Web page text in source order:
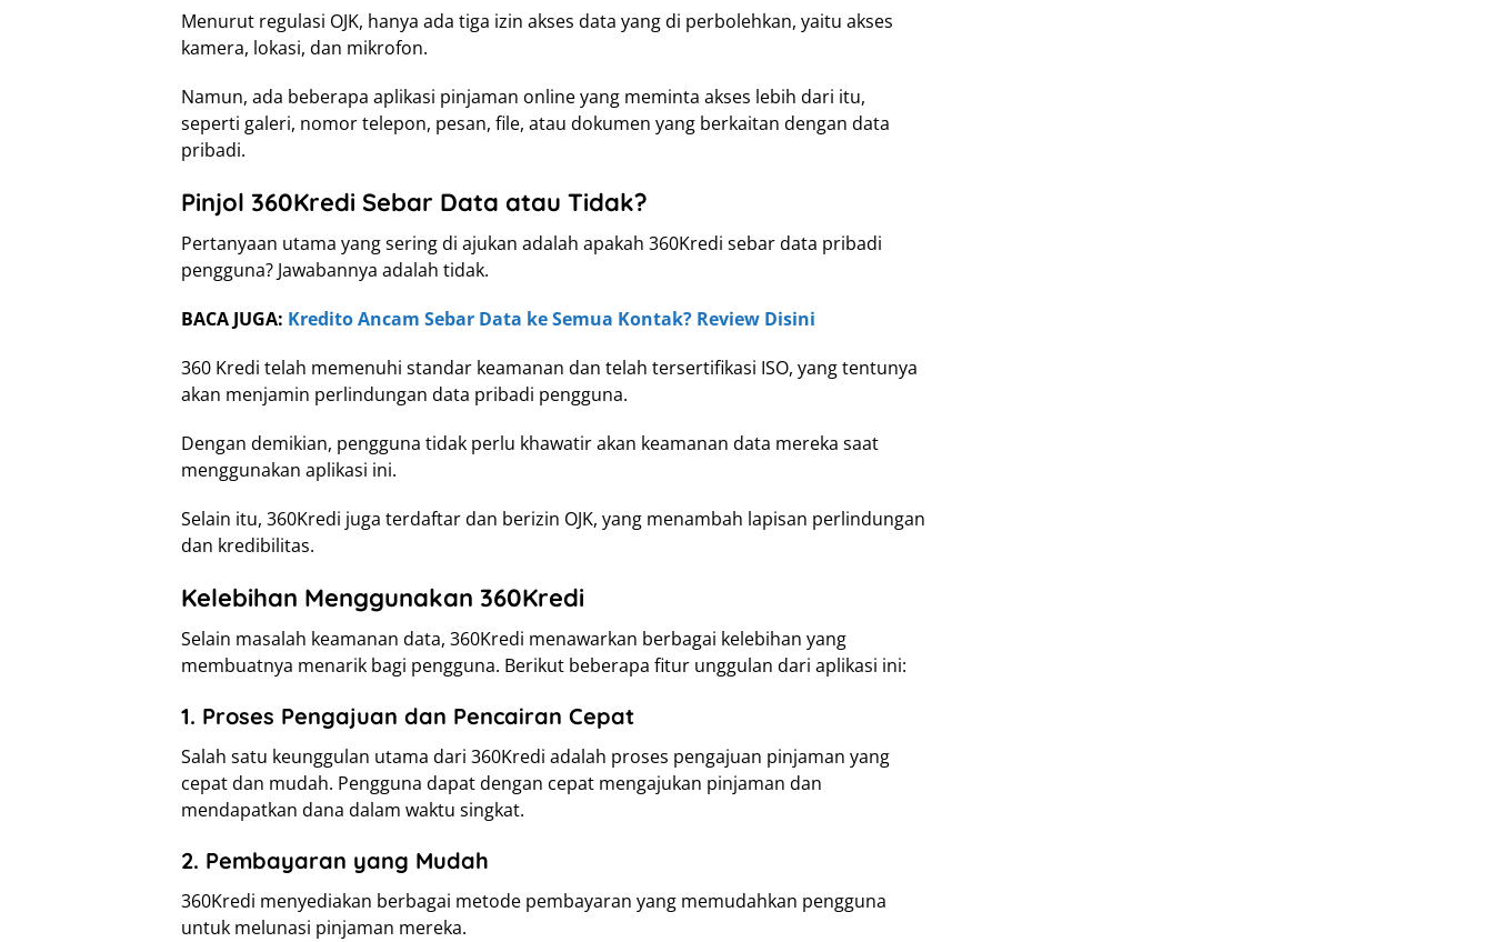
Menurut regulasi OJK, hanya ada tiga izin akses data yang di perbolehkan, yaitu akses
kamera, lokasi, dan mikrofon.
Namun, ada beberapa aplikasi pinjaman online yang meminta akses lebih dari itu,
seperti galeri, nomor telepon, pesan, file, atau dokumen yang berkaitan dengan data
pribadi.
Pinjol 360Kredi Sebar Data atau Tidak?
Pertanyaan utama yang sering di ajukan adalah apakah 360Kredi sebar data pribadi
pengguna? Jawabannya adalah tidak.
BACA JUGA: Kredito Ancam Sebar Data ke Semua Kontak? Review Disini
360 Kredi telah memenuhi standar keamanan dan telah tersertifikasi ISO, yang tentunya
akan menjamin perlindungan data pribadi pengguna.
Dengan demikian, pengguna tidak perlu khawatir akan keamanan data mereka saat
menggunakan aplikasi ini.
Selain itu, 360Kredi juga terdaftar dan berizin OJK, yang menambah lapisan perlindungan
dan kredibilitas.
Kelebihan Menggunakan 360Kredi
Selain masalah keamanan data, 360Kredi menawarkan berbagai kelebihan yang
membuatnya menarik bagi pengguna. Berikut beberapa fitur unggulan dari aplikasi ini:
1. Proses Pengajuan dan Pencairan Cepat
Salah satu keunggulan utama dari 360Kredi adalah proses pengajuan pinjaman yang
cepat dan mudah. Pengguna dapat dengan cepat mengajukan pinjaman dan
mendapatkan dana dalam waktu singkat.
2. Pembayaran yang Mudah
360Kredi menyediakan berbagai metode pembayaran yang memudahkan pengguna
untuk melunasi pinjaman mereka.